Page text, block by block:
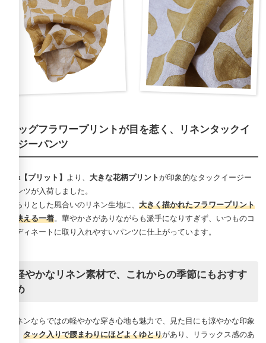
ビッグフラワープリントが目を惹く、リネンタックイ
ージーパンツ
prit【プリット】 より、 大きな花柄プリントが印象的なタックイージー
パンツが入荷しました。
さらりとした風合いのリネン生地に、 大きく描かれたフラワープリント
が映える一着。華やかさがありながらも派手になりすぎず、いつものコ
ーディネートに取り入れやすいパンツに仕上がっています。
軽やかなリネン素材で、これからの季節にもおすす
め
リネンならではの軽やかな穿き心地も魅力で、見た目にも涼やかな印象
タック入りで腰まわりにほどよくゆとりがあり、リラックス感のあ